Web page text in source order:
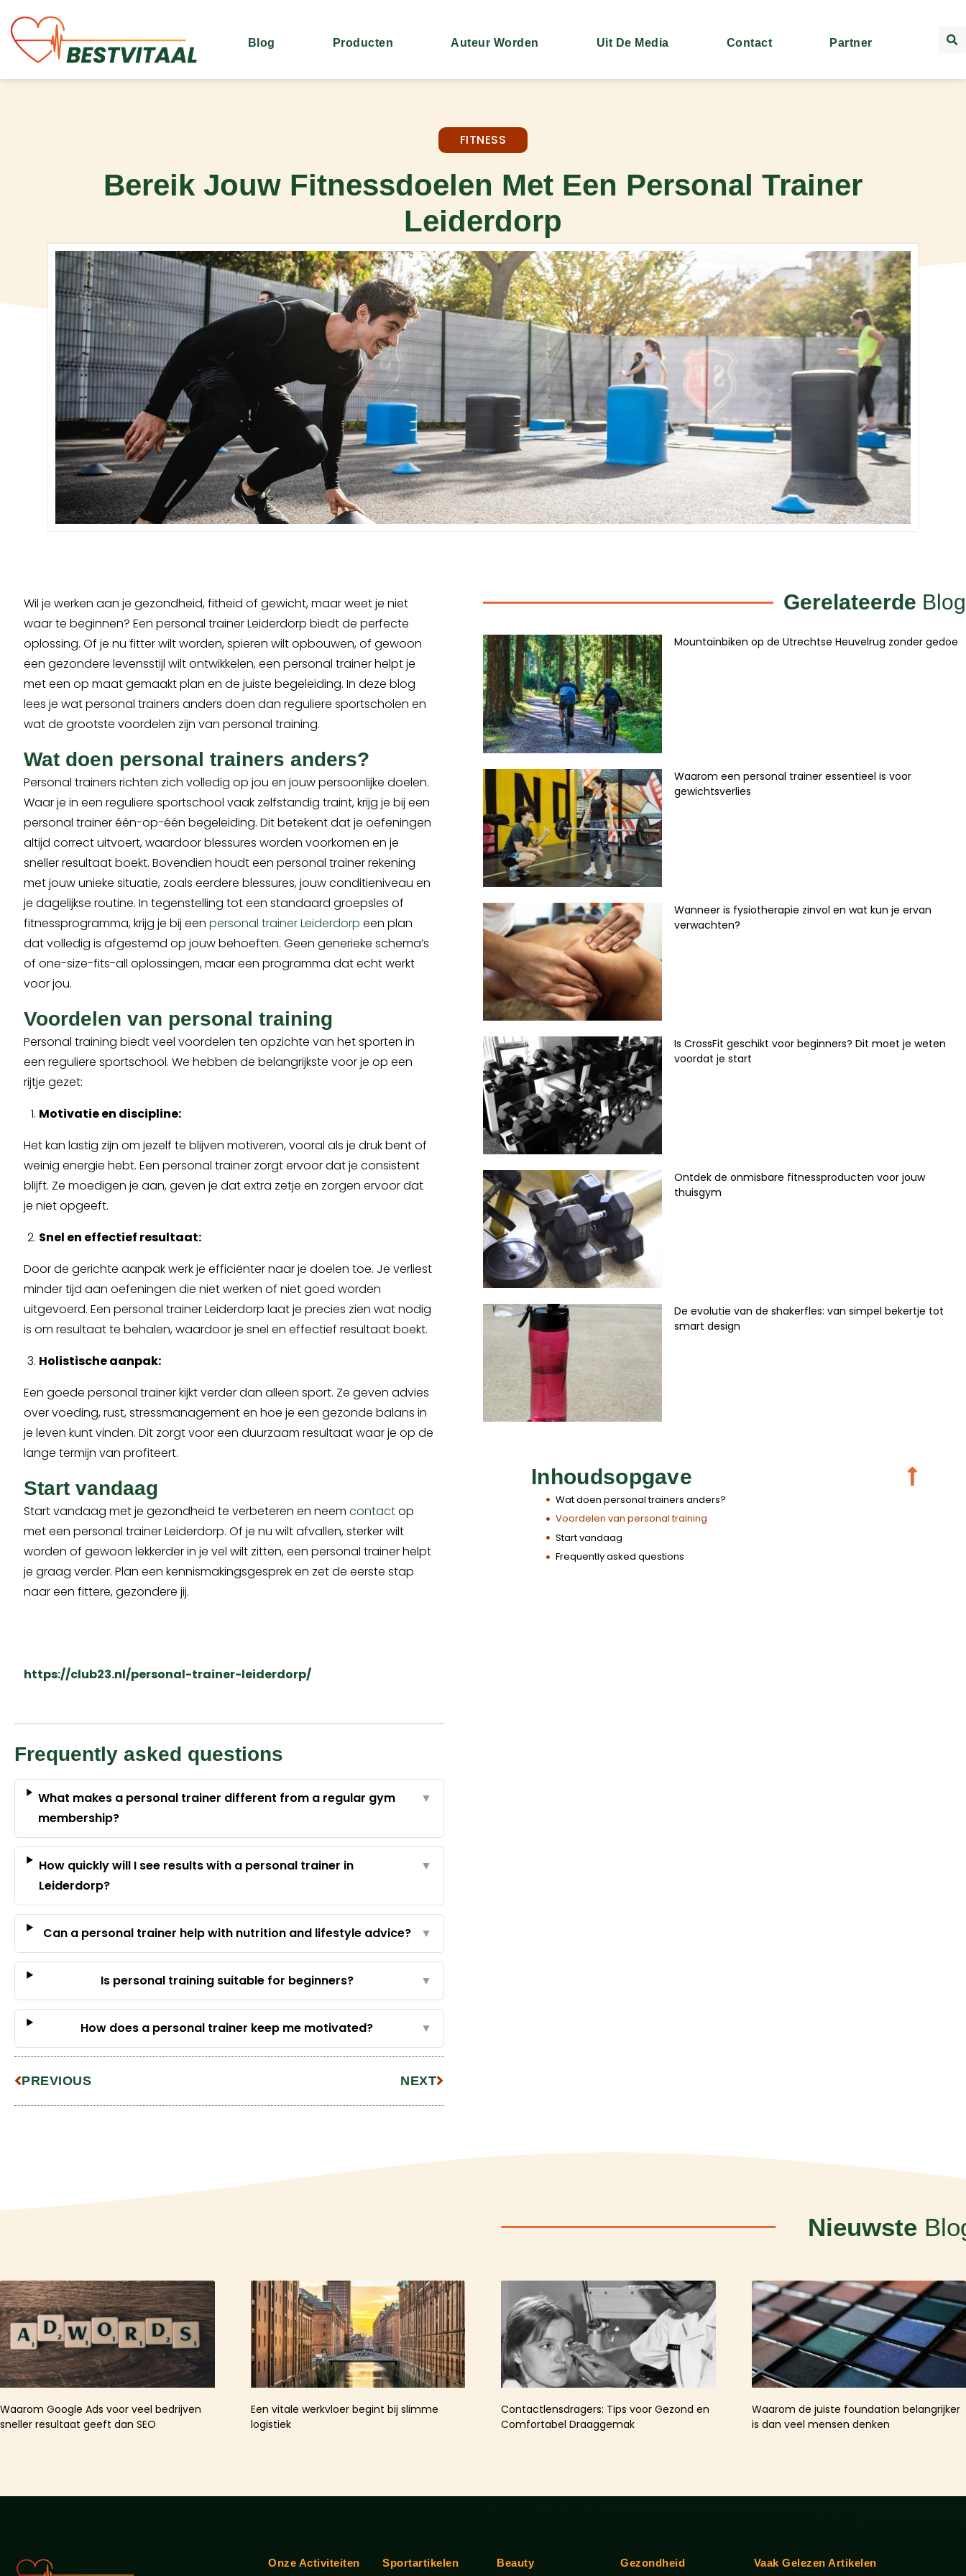
Blog Producten Auteur Worden Uit De Media Contact Partner
FITNESS
Bereik Jouw Fitnessdoelen Met Een Personal Trainer
Leiderdorp
Wil je werken aan je gezondheid, fitheid of gewicht, maar weet je niet
waar te beginnen? Een personal trainer Leiderdorp biedt de perfecte
oplossing. Of je nu fitter wilt worden, spieren wilt opbouwen, of gewoon
een gezondere levensstijl wilt ontwikkelen, een personal trainer helpt je
met een op maat gemaakt plan en de juiste begeleiding. In deze blog
lees je wat personal trainers anders doen dan reguliere sportscholen en
wat de grootste voordelen zijn van personal training.
Wat doen personal trainers anders?
Personal trainers richten zich volledig op jou en jouw persoonlijke doelen.
Waar je in een reguliere sportschool vaak zelfstandig traint, krijg je bij een
personal trainer één-op-één begeleiding. Dit betekent dat je oefeningen
altijd correct uitvoert, waardoor blessures worden voorkomen en je
sneller resultaat boekt. Bovendien houdt een personal trainer rekening
met jouw unieke situatie, zoals eerdere blessures, jouw conditieniveau en
je dagelijkse routine. In tegenstelling tot een standaard groepsles of
fitnessprogramma, krijg je bij eenpersonal trainer Leiderdorp een plan
dat volledig is afgestemd op jouw behoeften. Geen generieke schema’s
of one-size-fits-all oplossingen, maar een programma dat echt werkt
voor jou.
Voordelen van personal training
Personal training biedt veel voordelen ten opzichte van het sporten in
een reguliere sportschool. We hebben de belangrijkste voor je op een
rijtje gezet:
Motivatie en discipline:
Het kan lastig zijn om jezelf te blijven motiveren, vooral als je druk bent of
weinig energie hebt. Een personal trainer zorgt ervoor dat je consistent
blijft. Ze moedigen je aan, geven je dat extra zetje en zorgen ervoor dat
je niet opgeeft.
Snel en effectief resultaat:
Door de gerichte aanpak werk je efficiënter naar je doelen toe. Je verliest
minder tijd aan oefeningen die niet werken of niet goed worden
uitgevoerd. Een personal trainer Leiderdorp laat je precies zien wat nodig
is om resultaat te behalen, waardoor je snel en effectief resultaat boekt.
Holistische aanpak:
Een goede personal trainer kijkt verder dan alleen sport. Ze geven advies
over voeding, rust, stressmanagement en hoe je een gezonde balans in
je leven kunt vinden. Dit zorgt voor een duurzaam resultaat waar je op de
lange termijn van profiteert.
Start vandaag
Start vandaag met je gezondheid te verbeteren en neemcontactop
met een personal trainer Leiderdorp. Of je nu wilt afvallen, sterker wilt
worden of gewoon lekkerder in je vel wilt zitten, een personal trainer helpt
je graag verder. Plan een kennismakingsgesprek en zet de eerste stap
naar een fittere, gezondere jij.
https://club23.nl/personal-trainer-leiderdorp/
Frequently asked questions
What makes a personal trainer different from a regular gym
membership?
▼
How quickly will I see results with a personal trainer in
Leiderdorp?
▼
Can a personal trainer help with nutrition and lifestyle advice? ▼
Is personal training suitable for beginners? ▼
How does a personal trainer keep me motivated? ▼
PREVIOUS NEXT
Gerelateerde Blog
Mountainbiken op de Utrechtse Heuvelrug zonder gedoe
Waarom een personal trainer essentieel is voor
gewichtsverlies
Wanneer is fysiotherapie zinvol en wat kun je ervan
verwachten?
Is CrossFit geschikt voor beginners? Dit moet je weten
voordat je start
Ontdek de onmisbare fitnessproducten voor jouw
thuisgym
De evolutie van de shakerfles: van simpel bekertje tot
smart design
Inhoudsopgave
Wat doen personal trainers anders?
Voordelen van personal training
Start vandaag
Frequently asked questions
Nieuwste
Waarom Google Ads voor veel bedrijven
sneller resultaat geeft dan SEO
Een vitale werkvloer begint bij slimme
logistiek
Contactlensdragers: Tips voor Gezond en
Comfortabel Draaggemak
Waarom de juiste foundation belangrijker
is dan veel mensen denken
Onze Activiteiten Sportartikelen Beauty Gezondheid Vaak Gelezen Artikelen